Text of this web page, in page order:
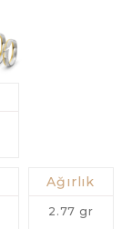
Ağırlık
2.77 gr